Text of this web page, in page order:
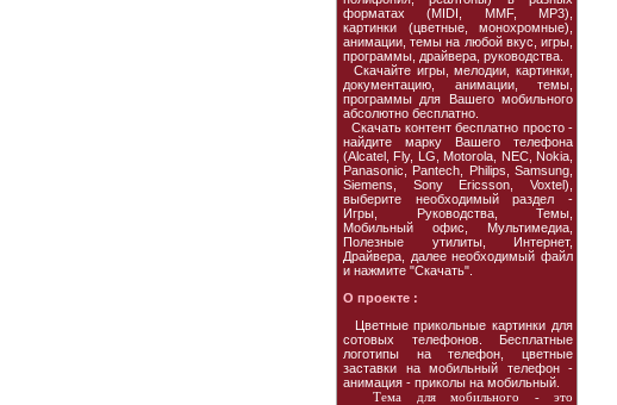
форматах (MIDI, MMF, MP3),
картинки (цветные, монохромные),
анимации, темы на любой вкус, игры,
программы, драйвера, руководства.
Скачайте игры, мелодии, картинки,
документацию, анимации, темы,
программы для Вашего мобильного
абсолютно бесплатно.
Скачать контент бесплатно просто -
найдите марку Вашего телефона
(Alcatel, Fly, LG, Motorola, NEC, Nokia,
Panasonic, Pantech, Philips, Samsung,
Siemens, Sony Ericsson, Voxtel),
выберите необходимый раздел -
Игры, Руководства, Темы,
Мобильный офис, Мультимедиа,
Полезные утилиты, Интернет,
Драйвера, далее необходимый файл
и нажмите "Скачать".
О проекте :
Цветные прикольные картинки для
сотовых телефонов. Бесплатные
логотипы на телефон, цветные
заставки на мобильный телефон -
анимация - приколы на мобильный.
Тема для мобильного - это